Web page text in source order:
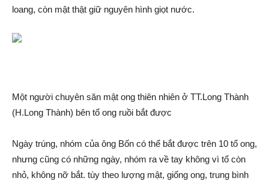
loang, còn mật thật giữ nguyên hình giọt nước.
Một người chuyên săn mật ong thiên nhiên ở TT.Long Thành
(H.Long Thành) bên tổ ong ruồi bắt được
Ngày trúng, nhóm của ông Bốn có thể bắt được trên 10 tổ ong,
nhưng cũng có những ngày, nhóm ra về tay không vì tổ còn
nhỏ, không nỡ bắt. t‌ùy theo lượng mật, giống ong, trung bình